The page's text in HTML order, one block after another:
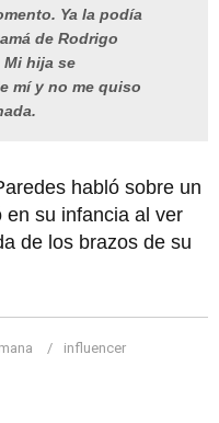
Ya la podía
de Rodrigo
Mi hija se
mí y no me quiso
habló sobre un
su infancia al ver
de los brazos de su
influencer